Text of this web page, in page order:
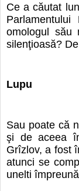
Ce a căutat
omologul său
silenţioasă?
Lupu
Sau poate că
şi de aceea
Grîzlov, a fost
atunci se
unelti